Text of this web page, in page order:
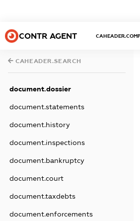
CONTR AGENT
CAHEADER.SEARCH
document.dossier
document.statements
document.history
document.inspections
document.bankruptcy
document.court
document.taxdebts
document.enforcements